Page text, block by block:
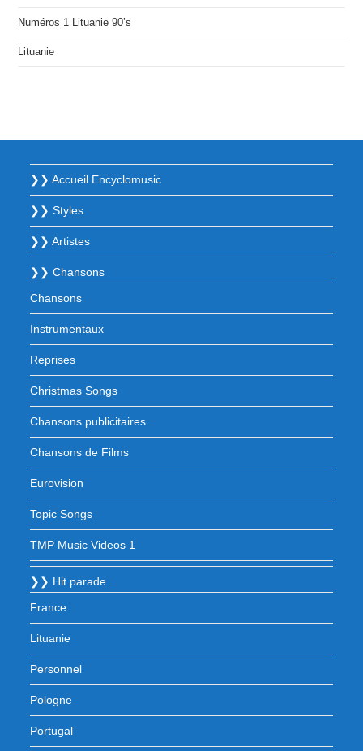
Numéros 1 Lituanie 90’s
Lituanie
❯❯ Accueil Encyclomusic
❯❯ Styles
❯❯ Artistes
❯❯ Chansons
Chansons
Instrumentaux
Reprises
Christmas Songs
Chansons publicitaires
Chansons de Films
Eurovision
Topic Songs
TMP Music Videos 1
❯❯ Hit parade
France
Lituanie
Personnel
Pologne
Portugal